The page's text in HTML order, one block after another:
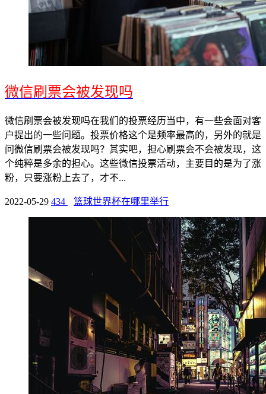
微信刷票会被发现吗
微信刷票会被发现吗在我们的投票经历当中，有一些会面对客
户提出的一些问题。投票价格这个是频率最高的，另外的就是
问微信刷票会被发现吗？其实吧，担心刷票会不会被发现，这
个纯粹是多余的担心。这些微信投票活动，主要目的是为了涨
粉，只要涨粉上去了，才不...
2022-05-29 434 篮球世界杯在哪里举行